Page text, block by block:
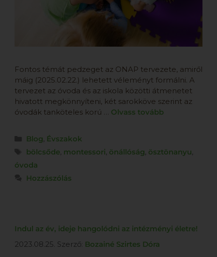
Fontos témát pedzeget az ONAP tervezete, amiről
máig (2025.02.22.) lehetett véleményt formálni. A
tervezet az óvoda és az iskola közötti átmenetet
hivatott megkönnyíteni, két sarokköve szerint az
óvodák tanköteles korú … Olvass tovább
Blog, Évszakok
bölcsőde, montessori, önállóság, ösztönanyu,
óvoda
Hozzászólás
Indul az év, ideje hangolódni az intézményi életre!
2023.08.25. Szerző: Bozainé Szirtes Dóra